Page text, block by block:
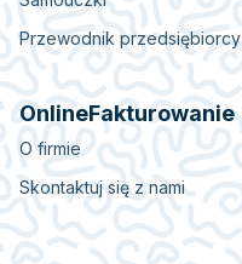
Przewodnik przedsiębiorcy
OnlineFakturowanie
O firmie
Skontaktuj się z nami